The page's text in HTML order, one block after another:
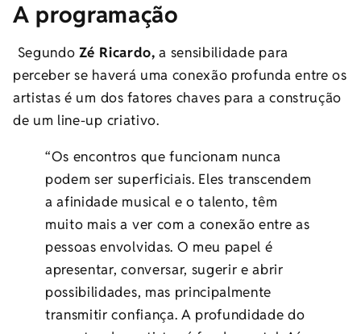
A programação
SegundoZé Ricardo, a sensibilidade para
perceber se haverá uma conexão profunda entre os
artistas é um dos fatores chaves para a construção
de um line-up criativo.
“Os encontros que funcionam nunca
podem ser superficiais. Eles transcendem
a afinidade musical e o talento, têm
muito mais a ver com a conexão entre as
pessoas envolvidas. O meu papel é
apresentar, conversar, sugerir e abrir
possibilidades, mas principalmente
transmitir confiança. A profundidade do